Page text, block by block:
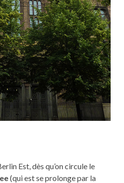
Est, dès qu’on circule le
(qui est se prolonge par la